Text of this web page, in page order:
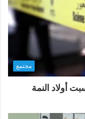
مجتمع
أولاد النمة